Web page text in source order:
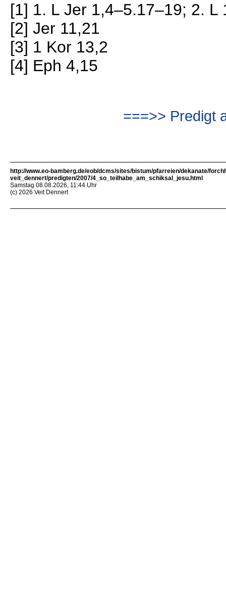
[1] 1. L Jer 1,4–5.17–19; 2.
[2] Jer 11,21
[3] 1 Kor 13,2
[4] Eph 4,15
===>> Predigt
http://www.eo-bamberg.de/eob/dcms/sites/bistum/pfarreien/dekanate/
veit_dennert/predigten/2007/4_so_teilhabe_am_schiksal_jesu.html
Samstag 08.08.2026, 11:44 Uhr
(c) 2026 Veit Dennert